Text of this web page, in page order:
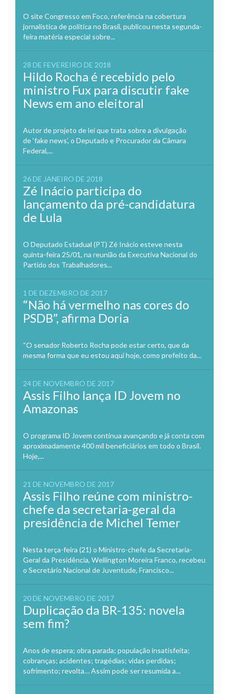
O site Congresso em Foco, referência na cobertura
jornalística de política no Brasil, publicou nesta segunda-
feira matéria especial sobre...
28 DE FEVEREIRO DE 2018
Hildo Rocha é recebido pelo
ministro Fux para discutir fake
News em ano eleitoral
Autor de projeto de lei que trata sobre a divulgação
de ‘fake news’, o Deputado e Procurador da Câmara
Federal,...
26 DE JANEIRO DE 2018
Zé Inácio participa do
lançamento da pré-candidatura
de Lula
O Deputado Estadual (PT) Zé Inácio esteve nesta
quinta-feira 25/01, na reunião da Executiva Nacional do
Partido dos Trabalhadores...
1 DE DEZEMBRO DE 2017
“Não há vermelho nas cores do
PSDB”, afirma Doria
“O senador Roberto Rocha pode estar certo, que da
mesma forma que eu estou aqui hoje, como prefeito da...
24 DE NOVEMBRO DE 2017
Assis Filho lança ID Jovem no
Amazonas
O programa ID Jovem continua avançando e já conta com
aproximadamente 400 mil beneficiários em todo o Brasil.
Hoje,...
21 DE NOVEMBRO DE 2017
Assis Filho reúne com ministro-
chefe da secretaria-geral da
presidência de Michel Temer
Nesta terça-feira (21) o Ministro-chefe da Secretaria-
Geral da Presidência, Wellington Moreira Franco, recebeu
o Secretário Nacional de Juventude, Francisco...
20 DE NOVEMBRO DE 2017
Duplicação da BR-135: novela
sem fim?
Anos de espera; obra parada; população insatisfeita;
cobranças; acidentes; tragédias; vidas perdidas;
sofrimento; revolta… Assim pode ser resumida a...